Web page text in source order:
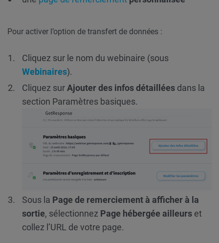
Pour activer l’option de transfert de données :
Cliquez sur le nom du webinaire (sous
Webinaires).
Cliquez surAjouter des infos détaillées dans la
section Paramètres basiques.
Sous la Page de remerciement à afficher à la
sortie, sélectionnez Page hébergée ailleurs et
collez l’URL de votre page.